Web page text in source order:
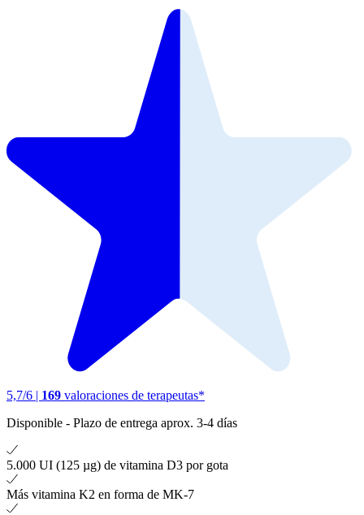
5,7/6 | 169 valoraciones de terapeutas*
Disponible - Plazo de entrega aprox. 3-4 días
5.000 UI (125 µg) de vitamina D3 por gota
Más vitamina K2 en forma de MK-7